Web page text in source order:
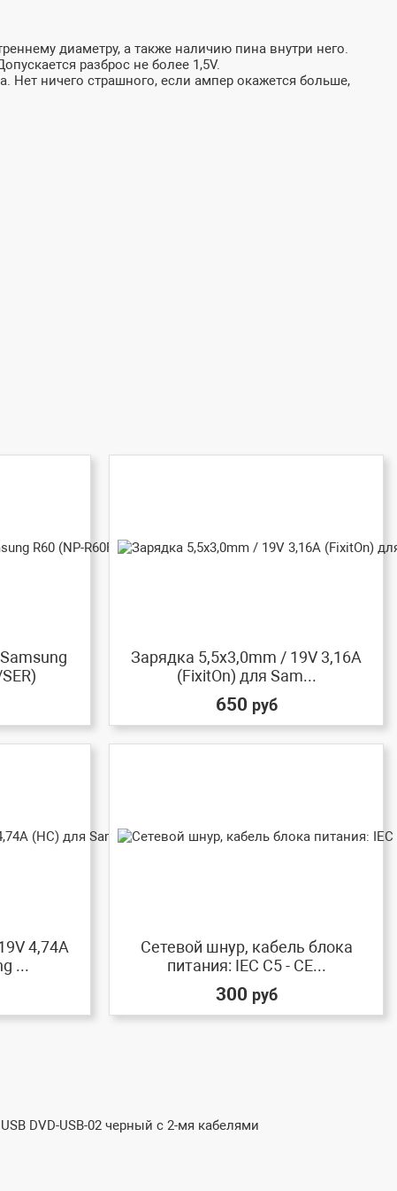
диаметру, а также наличию пина внутри него.
разброс не более 1,5V.
Нет ничего страшного, если ампер окажется больше,
Зарядка 5,5x3,0mm / 19V 3,16A
(FixitOn) для Sam...
650 руб
4,74A
...
Сетевой шнур, кабель блока
питания: IEC C5 - CE...
300 руб